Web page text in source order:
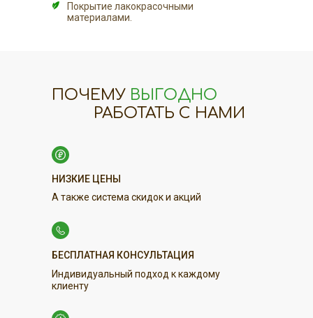
Покрытие лакокрасочными
материалами.
ПОЧЕМУ ВЫГОДНО
НИЗКИЕ ЦЕНЫ
БЕСПЛАТНАЯ КОНСУЛЬТАЦИЯ
А также система скидок и акций
Индивидуальный подход к каждому
клиенту
РАБОТАТЬ С НАМИ